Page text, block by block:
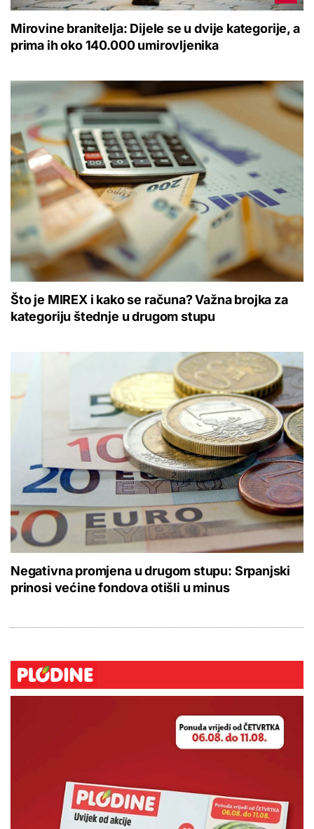
Mirovine branitelja: Dijele se u dvije kategorije, a
prima ih oko 140.000 umirovljenika
Što je MIREX i kako se računa? Važna brojka za
kategoriju štednje u drugom stupu
Negativna promjena u drugom stupu: Srpanjski
prinosi većine fondova otišli u minus